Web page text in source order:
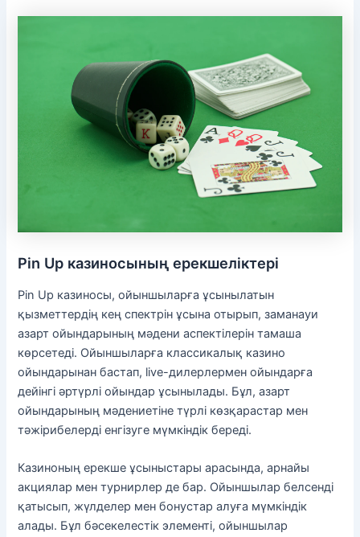
Pin Up казиносының ерекшеліктері
Pin Up казиносы, ойыншыларға ұсынылатын
қызметтердің кең спектрін ұсына отырып, заманауи
азарт ойындарының мәдени аспектілерін тамаша
көрсетеді. Ойыншыларға классикалық казино
ойындарынан бастап, live-дилерлермен ойындарға
дейінгі әртүрлі ойындар ұсынылады. Бұл, азарт
ойындарының мәдениетіне түрлі көзқарастар мен
тәжірибелерді енгізуге мүмкіндік береді.
Казиноның ерекше ұсыныстары арасында, арнайы
акциялар мен турнирлер де бар. Ойыншылар белсенді
қатысып, жүлделер мен бонустар алуға мүмкіндік
алады. Бұл бәсекелестік элементі, ойыншылар